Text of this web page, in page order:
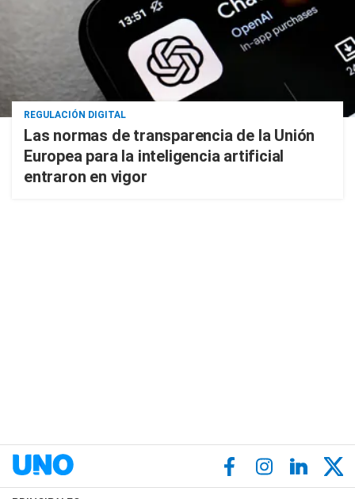
REGULACIÓN DIGITAL
Las normas de transparencia de la Unión
Europea para la inteligencia artificial
entraron en vigor